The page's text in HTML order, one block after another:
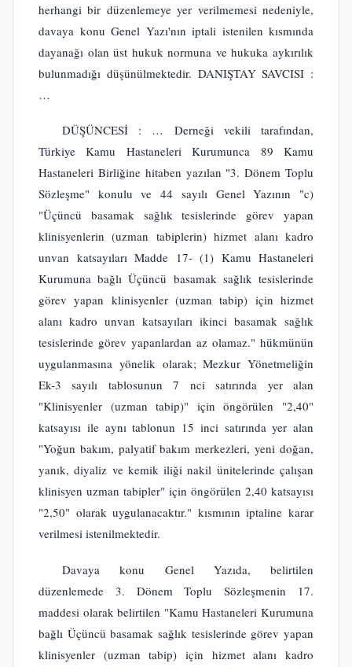
herhangi bir düzenlemeye yer verilmemesi nedeniyle,
davaya konu Genel Yazı'nın iptali istenilen kısmında
dayanağı olan üst hukuk normuna ve hukuka aykırılık
bulunmadığı düşünülmektedir. DANIŞTAY SAVCISI :
…
DÜŞÜNCESİ : … Derneği vekili tarafından,
Türkiye Kamu Hastaneleri Kurumunca 89 Kamu
Hastaneleri Birliğine hitaben yazılan "3. Dönem Toplu
Sözleşme" konulu ve 44 sayılı Genel Yazının "c)
"Üçüncü basamak sağlık tesislerinde görev yapan
klinisyenlerin (uzman tabiplerin) hizmet alanı kadro
unvan katsayıları Madde 17- (1) Kamu Hastaneleri
Kurumuna bağlı Üçüncü basamak sağlık tesislerinde
görev yapan klinisyenler (uzman tabip) için hizmet
alanı kadro unvan katsayıları ikinci basamak sağlık
tesislerinde görev yapanlardan az olamaz." hükmünün
uygulanmasına yönelik olarak; Mezkur Yönetmeliğin
Ek-3 sayılı tablosunun 7 nci satırında yer alan
"Klinisyenler (uzman tabip)" için öngörülen "2,40"
katsayısı ile aynı tablonun 15 inci satırında yer alan
"Yoğun bakım, palyatif bakım merkezleri, yeni doğan,
yanık, diyaliz ve kemik iliği nakil ünitelerinde çalışan
klinisyen uzman tabipler" için öngörülen 2,40 katsayısı
"2,50" olarak uygulanacaktır." kısmının iptaline karar
verilmesi istenilmektedir.
Davaya konu Genel Yazıda, belirtilen
düzenlemede 3. Dönem Toplu Sözleşmenin 17.
maddesi olarak belirtilen "Kamu Hastaneleri Kurumuna
bağlı Üçüncü basamak sağlık tesislerinde görev yapan
klinisyenler (uzman tabip) için hizmet alanı kadro